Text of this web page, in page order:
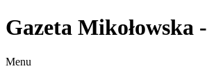
Gazeta Mikołowska -
Menu